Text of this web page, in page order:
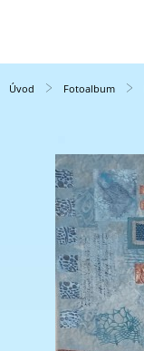
Úvod Fotoalbum